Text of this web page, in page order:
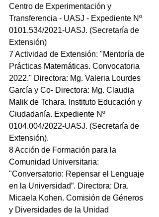
Centro de Experimentación y
Transferencia - UASJ - Expediente Nº
0101.534/2021-UASJ. (Secretaría de
Extensión)
7 Actividad de Extensión: "Mentoría de
Prácticas Matemáticas. Convocatoria
2022." Directora: Mg. Valeria Lourdes
García y Co- Directora: Mg. Claudia
Malik de Tchara. Instituto Educación y
Ciudadanía. Expediente Nº
0104.004/2022-UASJ. (Secretaría de
Extensión).
8 Acción de Formación para la
Comunidad Universitaria:
"Conversatorio: Repensar el Lenguaje
en la Universidad”. Directora: Dra.
Micaela Kohen. Comisión de Géneros
y Diversidades de la Unidad